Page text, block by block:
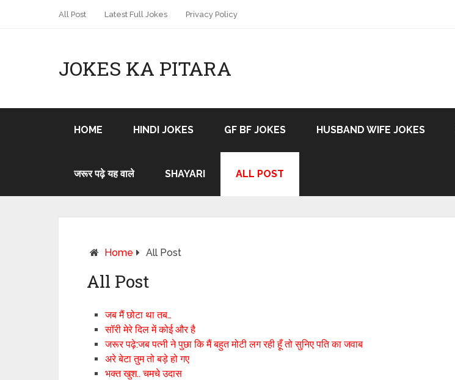
All Post Latest Full Jokes Privacy Policy
JOKES KA PITARA
HOME HINDI JOKES GF BF JOKES HUSBAND WIFE JOKES
जरूर पढ़े यह वाले SHAYARI ALL POST
Home All Post
All Post
जब मैं छोटा था तब…
सॉरी मेरे दिल में कोई और है
जरूर पढ़े:जब पत्नी ने पुछा कि मैं बहुत मोटी लग रही हूँ तो सुनिए पति का जवाब
अरे बेटा तुम तो बड़े हो गए
भक्त खुश.. चमचे उदास